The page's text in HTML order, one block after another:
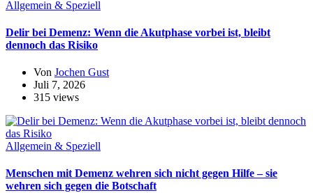
Allgemein & Speziell
Delir bei Demenz: Wenn die Akutphase vorbei ist, bleibt
dennoch das Risiko
Von Jochen Gust
Juli 7, 2026
315 views
Allgemein & Speziell
Menschen mit Demenz wehren sich nicht gegen Hilfe – sie
wehren sich gegen die Botschaft